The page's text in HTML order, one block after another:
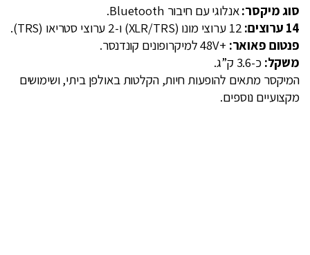
סוג מיקסר:אנלוגי עם חיבור Bluetooth.
14 ערוצים:
פנטום פאואר: +48V למיקרופונים קונדנסר.
משקל: כ-3.6 ק”ג.
המיקסר מתאים להופעות חיות, הקלטות באולפן ביתי, ושימושים
מקצועיים נוספים.